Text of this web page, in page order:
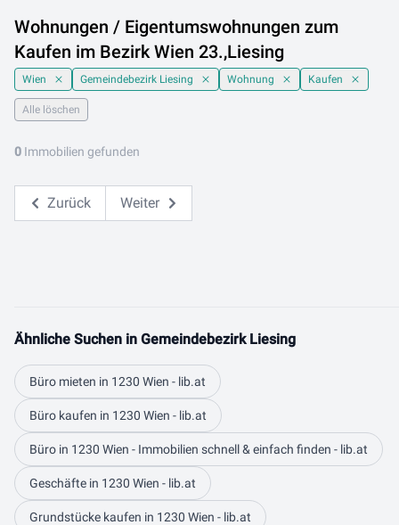
Wohnungen / Eigentumswohnungen zum
Kaufen im Bezirk Wien 23.,Liesing
Wien Gemeindebezirk Liesing Wohnung Kaufen
Alle löschen
0 Immobilien gefunden
Zurück Weiter
Ähnliche Suchen in Gemeindebezirk Liesing
Büro mieten in 1230 Wien - lib.at
Büro kaufen in 1230 Wien - lib.at
Büro in 1230 Wien - Immobilien schnell & einfach finden - lib.at
Geschäfte in 1230 Wien - lib.at
Grundstücke kaufen in 1230 Wien - lib.at